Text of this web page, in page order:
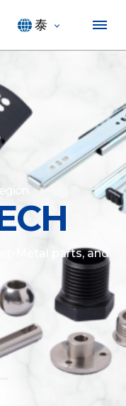
泰
blend of
optimal